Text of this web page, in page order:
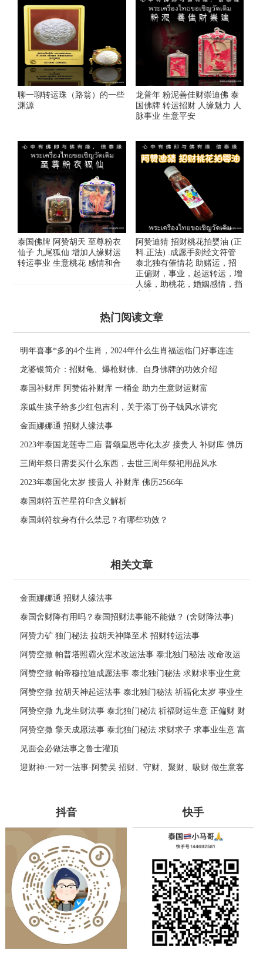
聊一聊转运珠（路翁）的一些
渊源
龙普年 粉泥善佳财崇迪佛 泰
国佛牌 转运招财 人缘魅力 人
脉事业 生意平安
泰国佛牌 阿赞胡天 至尊粉衣
仙子 九尾狐仙 增加人缘财运
转运事业 生意桃花 感情和合
阿赞迪猜 招财桃花拍婴油 (正
料.正法) .成愿手刻经文符管
泰北独有催情花 助赌运，招
正偏财，事业，起运转运，增
人缘，助桃花，婚姻感情，挡
热门阅读文章
明年喜事*多的4个生肖，2024年什么生肖福运临门好事连连
龙婆银简介：招财龟、爆枪财佛、自身佛牌的功效介绍
泰国补财库 阿赞佑补财库 一桶金 助力生意财运财富
亲戚生孩子给多少红包吉利，关于添丁份子钱风水讲究
金面娜娜通 招财人缘法事
2023年泰国龙莲寺二庙 普颂皇恩寺化太岁 接贵人 补财库 佛历
2566年
三周年祭日需要买什么东西，去世三周年祭祀用品风水
2023年泰国化太岁 接贵人 补财库 佛历2566年
泰国刺符五芒星符印含义解析
泰国刺符纹身有什么禁忌？有哪些功效？
相关文章
金面娜娜通 招财人缘法事
泰国舍财降有用吗？泰国招财法事能不能做？ (舍财降法事)
阿赞力矿 独门秘法 拉胡天神降至术 招财转运法事
阿赞空撒 帕普塔照霸火涅术改运法事 泰北独门秘法 改命改运
转走霉运 增益命盘 转换磁场
阿赞空撒 帕帝穆拉迪成愿法事 泰北独门秘法 求财求事业生意
富贵姻缘 身体健康 权利官运
阿赞空撒 拉胡天神起运法事 泰北独门秘法 祈福化太岁 事业生
意 避小人挡灾 步步高升
阿赞空撒 九龙生财法事 泰北独门秘法 祈福财运生意 正偏财 财
富金钱
阿赞空撒 擎天成愿法事 泰北独门秘法 求财求子 求事业生意 富
贵姻缘 爱情桃花
见面会必做法事之鲁士灌顶
迎财神·一对一法事·阿赞吴 招财、守财、聚财、吸财 做生意客
抖音 快手